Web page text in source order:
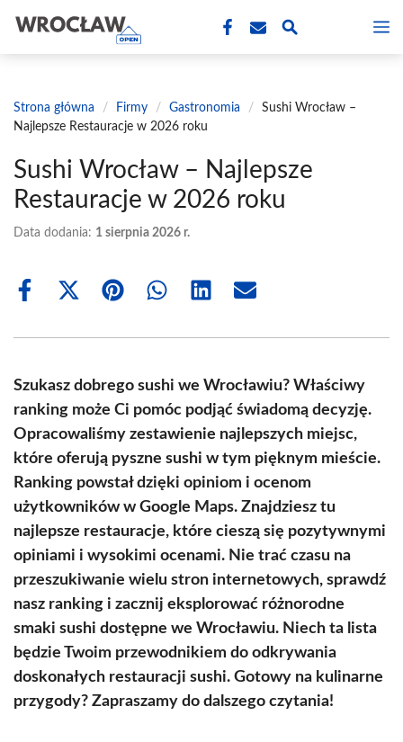
treści
Strona główna / Firmy / Gastronomia /
Sushi Wrocław –
Najlepsze Restauracje w 2026 roku
Sushi Wrocław – Najlepsze
Restauracje w 2026 roku
Data dodania: 1 sierpnia 2026 r.
Share
Share
(Twitter)
Share Share Share Share
Szukasz dobrego sushi we Wrocławiu? Właściwy
ranking może Ci pomóc podjąć świadomą decyzję.
Opracowaliśmy zestawienie najlepszych miejsc,
które oferują pyszne sushi w tym pięknym mieście.
Ranking powstał dzięki opiniom i ocenom
użytkowników w Google Maps. Znajdziesz tu
najlepsze restauracje, które cieszą się pozytywnymi
opiniami i wysokimi ocenami. Nie trać czasu na
przeszukiwanie wielu stron internetowych, sprawdź
nasz ranking i zacznij eksplorować różnorodne
smaki sushi dostępne we Wrocławiu. Niech ta lista
będzie Twoim przewodnikiem do odkrywania
doskonałych restauracji sushi. Gotowy na kulinarne
przygody? Zapraszamy do dalszego czytania!